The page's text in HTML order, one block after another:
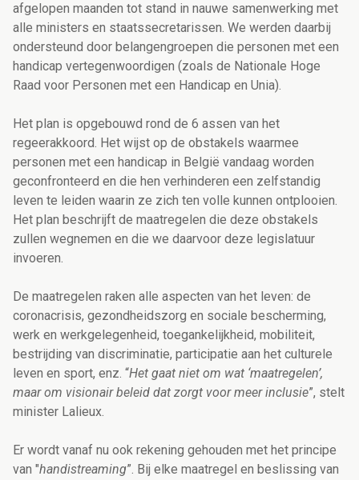
afgelopen maanden tot stand in nauwe samenwerking met
alle ministers en staatssecretarissen. We werden daarbij
ondersteund door belangengroepen die personen met een
handicap vertegenwoordigen (zoals de Nationale Hoge
Raad voor Personen met een Handicap en Unia).
Het plan is opgebouwd rond de 6 assen van het
regeerakkoord. Het wijst op de obstakels waarmee
personen met een handicap in België vandaag worden
geconfronteerd en die hen verhinderen een zelfstandig
leven te leiden waarin ze zich ten volle kunnen ontplooien.
Het plan beschrijft de maatregelen die deze obstakels
zullen wegnemen en die we daarvoor deze legislatuur
invoeren.
De maatregelen raken alle aspecten van het leven: de
coronacrisis, gezondheidszorg en sociale bescherming,
werk en werkgelegenheid, toegankelijkheid, mobiliteit,
bestrijding van discriminatie, participatie aan het culturele
leven en sport, enz. “Het gaat niet om wat ‘maatregelen’,
maar om visionair beleid dat zorgt voor meer inclusie”, stelt
minister Lalieux.
Er wordt vanaf nu ook rekening gehouden met het principe
van "handistreaming”. Bij elke maatregel en beslissing van